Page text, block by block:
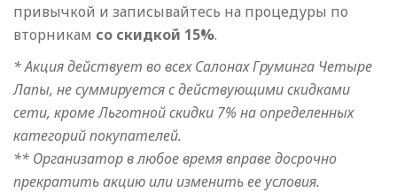
привычкой и записывайтесь на процедуры по
вторникам со скидкой 15%.
* Акция действует во всех Салонах Груминга Четыре
Лапы, не суммируется с действующими скидками
сети, кроме Льготной скидки 7% на определенных
категорий покупателей.
** Организатор в любое время вправе досрочно
прекратить акцию или изменить ее условия.